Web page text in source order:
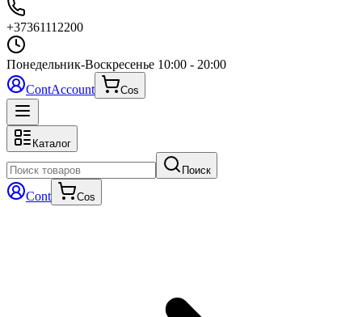
+37361112200
Понедельник-Воскресенье 10:00 - 20:00
ContAccount Cos
Каталог
Поиск
Cont Cos